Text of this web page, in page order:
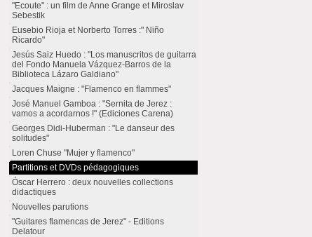
"Ecoute" : un film de Anne Grange et Miroslav
Sebestik
Eusebio Rioja et Norberto Torres :" Niño
Ricardo"
Jesús Saiz Huedo : "Los manuscritos de guitarra
del Fondo Manuela Vázquez-Barros de la
Biblioteca Lázaro Galdiano"
Jacques Maigne : "Flamenco en flammes"
José Manuel Gamboa : "Sernita de Jerez :
vamos a acordarnos !" (Ediciones Carena)
Georges Didi-Huberman : "Le danseur des
solitudes"
Loren Chuse "Mujer y flamenco"
Partitions et DVDs pédagogiques
Óscar Herrero : deux nouvelles collections
didactiques
Nouvelles parutions
"Guitares flamencas de Jerez" - Editions
Delatour